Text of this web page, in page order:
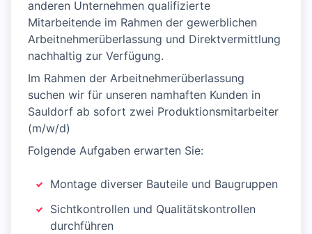
anderen Unternehmen qualifizierte
Mitarbeitende im Rahmen der gewerblichen
Arbeitnehmerüberlassung und Direktvermittlung
nachhaltig zur Verfügung.
Im Rahmen der Arbeitnehmerüberlassung
suchen wir für unseren namhaften Kunden in
Sauldorf ab sofort zwei Produktionsmitarbeiter
(m/w/d)
Folgende Aufgaben erwarten Sie:
Montage diverser Bauteile und Baugruppen
Sichtkontrollen und Qualitätskontrollen
durchführen